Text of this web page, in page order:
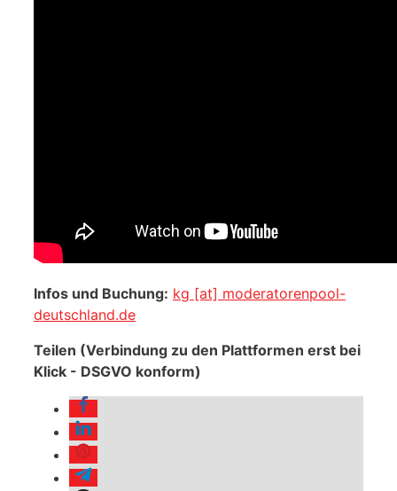
Infos und Buchung: kg [at] moderatorenpool-
deutschland.de
Teilen (Verbindung zu den Plattformen erst bei
Klick - DSGVO konform)